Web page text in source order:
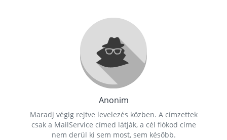
Anonim
Maradj végig rejtve levelezés közben. A címzettek
csak a MailService címed látják, a cél fiókod címe
nem derül ki sem most, sem később.